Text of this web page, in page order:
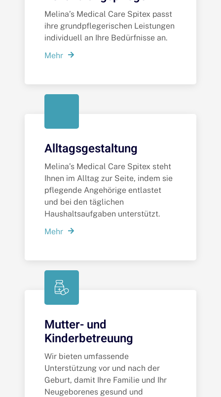
Melina’s Medical Care Spitex passt
ihre grundpflegerischen Leistungen
individuell an Ihre Bedürfnisse an.
Mehr
Alltagsgestaltung
Melina’s Medical Care Spitex steht
Ihnen im Alltag zur Seite, indem sie
pflegende Angehörige entlastet
und bei den täglichen
Haushaltsaufgaben unterstützt.
Mehr
Mutter- und
Kinderbetreuung
Wir bieten umfassende
Unterstützung vor und nach der
Geburt, damit Ihre Familie und Ihr
Neugeborenes gesund und